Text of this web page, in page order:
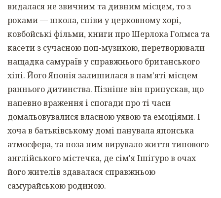
видалася не звичним та дивним місцем, то з
роками — школа, співи у церковному хорі,
ковбойські фільми, книги про Шерлока Голмса та
касети з сучасною поп-музикою, перетворювали
нащадка самураїв у справжнього британського
хіпі. Його Японія залишилася в пам'яті місцем
раннього дитинства. Пізніше він припускав, що
напевно враження і спогади про ті часи
домальовувалися власною уявою та емоціями. І
хоча в батьківському домі панувала японська
атмосфера, та поза ним вирувало життя типового
англійського містечка, де сім'я Ішіґуро в очах
його жителів здавалася справжньою
самурайською родиною.